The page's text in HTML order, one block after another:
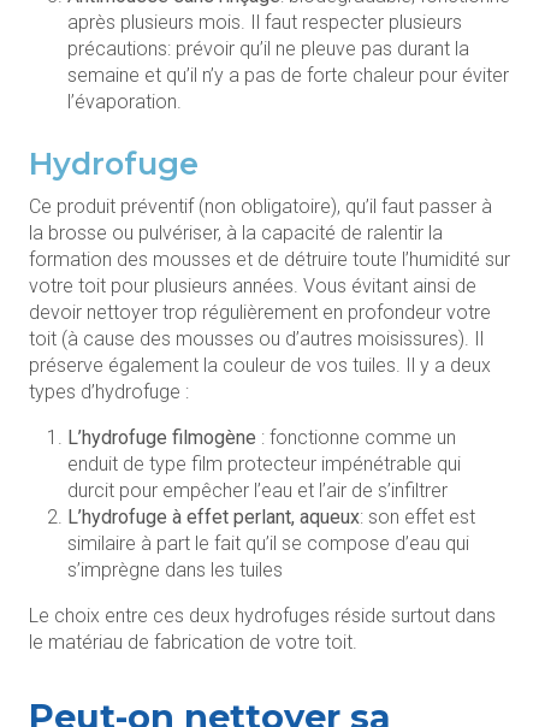
après plusieurs mois. Il faut respecter plusieurs
précautions: prévoir qu’il ne pleuve pas durant la
semaine et qu’il n’y a pas de forte chaleur pour éviter
l’évaporation.
Hydrofuge
Ce produit préventif (non obligatoire), qu’il faut passer à
la brosse ou pulvériser, à la capacité de ralentir la
formation des mousses et de détruire toute l’humidité sur
votre toit pour plusieurs années. Vous évitant ainsi de
devoir nettoyer trop régulièrement en profondeur votre
toit (à cause des mousses ou d’autres moisissures). Il
préserve également la couleur de vos tuiles. Il y a deux
types d’hydrofuge :
L’hydrofuge filmogène : fonctionne comme un
enduit de type film protecteur impénétrable qui
durcit pour empêcher l’eau et l’air de s’infiltrer
L’hydrofuge à effet perlant, aqueux: son effet est
similaire à part le fait qu’il se compose d’eau qui
s’imprègne dans les tuiles
Le choix entre ces deux hydrofuges réside surtout dans
le matériau de fabrication de votre toit.
Peut-on nettoyer sa